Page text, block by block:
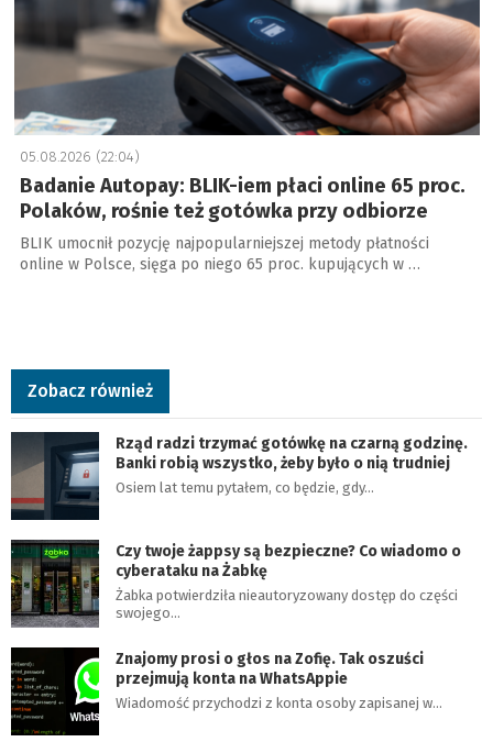
05.08.2026 (22:04)
Badanie Autopay: BLIK-iem płaci online 65 proc.
Polaków, rośnie też gotówka przy odbiorze
BLIK umocnił pozycję najpopularniejszej metody płatności
online w Polsce, sięga po niego 65 proc. kupujących w …
Zobacz również
Rząd radzi trzymać gotówkę na czarną godzinę.
Banki robią wszystko, żeby było o nią trudniej
Osiem lat temu pytałem, co będzie, gdy…
Czy twoje żappsy są bezpieczne? Co wiadomo o
cyberataku na Żabkę
Żabka potwierdziła nieautoryzowany dostęp do części
swojego…
Znajomy prosi o głos na Zofię. Tak oszuści
przejmują konta na WhatsAppie
Wiadomość przychodzi z konta osoby zapisanej w…